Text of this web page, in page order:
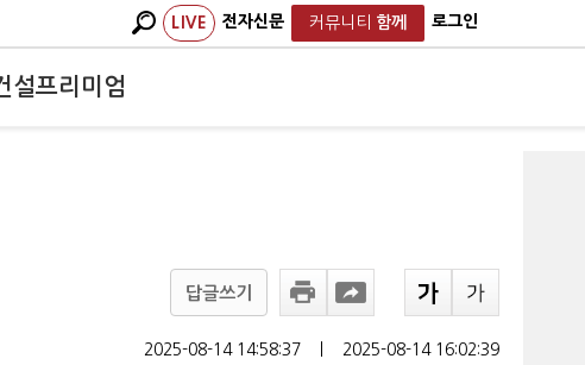
LIVE 전자신문 커뮤니티 함께 로그인
설프리미엄
답글쓰기
2025-08-14 14:58:37 2025-08-14 16:02:39